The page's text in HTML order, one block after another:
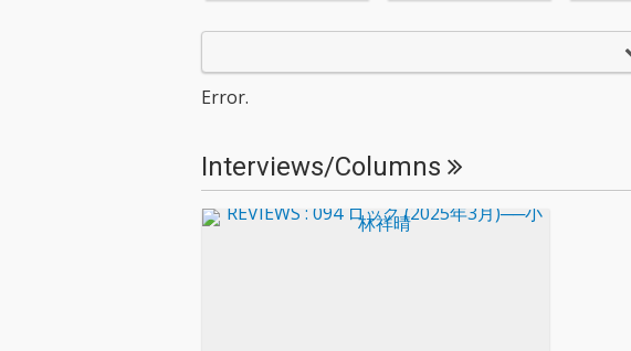
Error.
Interviews/Columns